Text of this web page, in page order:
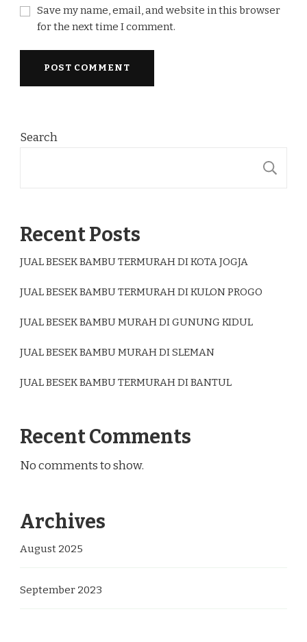
Save my name, email, and website in this browser
for the next time I comment.
Search
Recent Posts
JUAL BESEK BAMBU TERMURAH DI KOTA JOGJA
JUAL BESEK BAMBU TERMURAH DI KULON PROGO
JUAL BESEK BAMBU MURAH DI GUNUNG KIDUL
JUAL BESEK BAMBU MURAH DI SLEMAN
JUAL BESEK BAMBU TERMURAH DI BANTUL
Recent Comments
No comments to show.
Archives
August 2025
September 2023